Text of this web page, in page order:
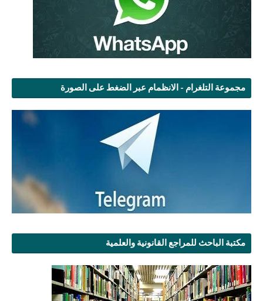
مجموعة التلغرام - الانظمام عبر الضغط على الصورة
مكتبة الباحث للمراجع القانونية والعلمية